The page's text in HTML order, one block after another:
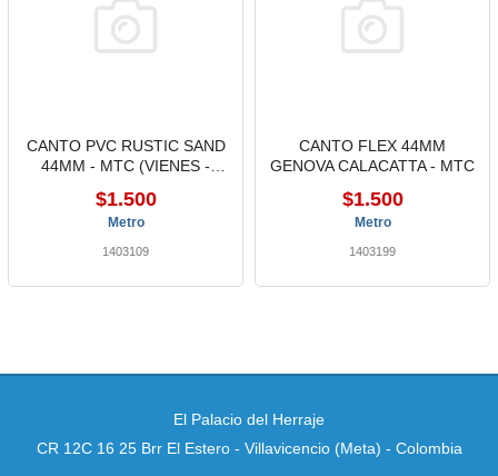
CANTO PVC RUSTIC SAND
44MM - MTC (VIENES -
$1.500
Metro
1403109
CANTO FLEX 44MM
GENOVA CALACATTA - MTC
$1.500
Metro
1403199
El Palacio del Herraje
CR 12C 16 25 Brr El Estero - Villavicencio (Meta) - Colombia